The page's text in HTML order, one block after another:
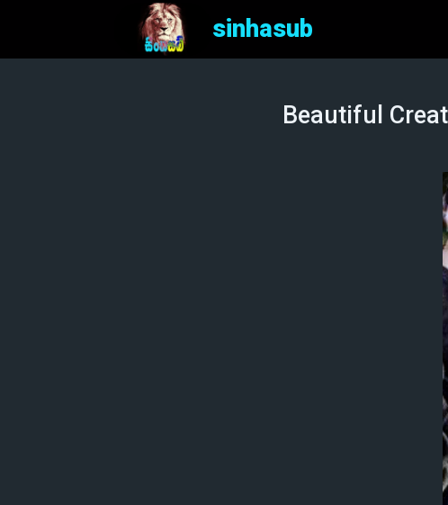
sinhasub
Beautiful